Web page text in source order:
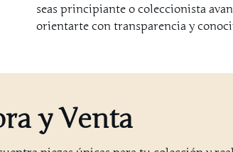
seas principiante o coleccionista
orientarte con transparencia y
y Venta